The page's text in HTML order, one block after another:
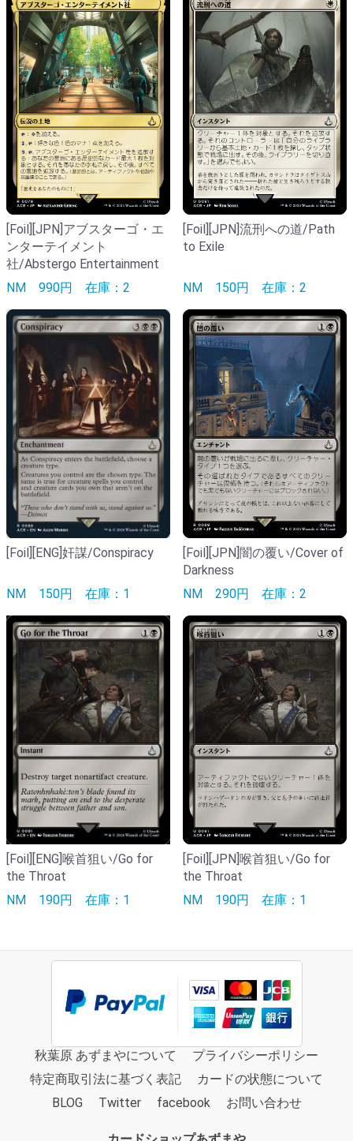
[Foil][JPN]アブスターゴ・エ
ンターテイメント
社/Abstergo Entertainment
NM 990円 在庫：2
[Foil][JPN]流刑への道/Path
to Exile
NM 150円 在庫：2
[Foil][ENG]奸謀/Conspiracy
NM 150円 在庫：1
[Foil][JPN]闇の覆い/Cover of
Darkness
NM 290円 在庫：2
[Foil][ENG]喉首狙い/Go for
the Throat
NM 190円 在庫：1
[Foil][JPN]喉首狙い/Go for
the Throat
NM 190円 在庫：1
秋葉原 あずまやについて
プライバシーポリシー
特定商取引法に基づく表記
カードの状態について
BLOG
Twitter facebook お問い合わせ